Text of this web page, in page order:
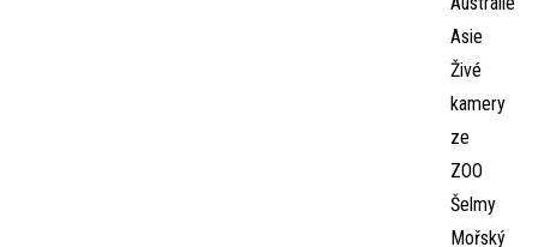
Asie
Živé
kamery
ze
ZOO
Šelmy
Mořský